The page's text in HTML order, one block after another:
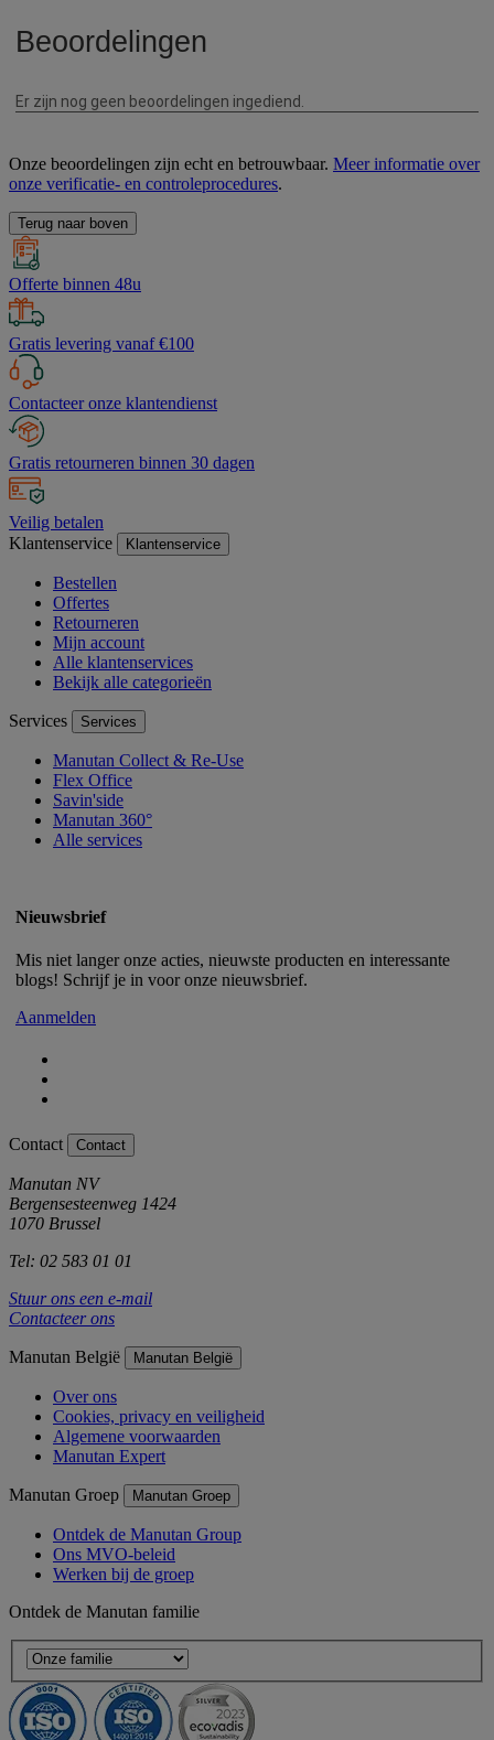
Onze beoordelingen zijn echt en betrouwbaar. Meer informatie over
onze verificatie- en controleprocedures.
Terug naar boven
Offerte binnen 48u
Gratis levering vanaf €100
Contacteer onze klantendienst
Gratis retourneren binnen 30 dagen
Veilig betalen
Klantenservice
Klantenservice
Bestellen
Offertes
Retourneren
Mijn account
Alle klantenservices
Bekijk alle categorieën
Services Services
Manutan Collect & Re-Use
Flex Office
Savin'side
Manutan 360°
Alle services
Nieuwsbrief
Mis niet langer onze acties, nieuwste producten en interessante
blogs! Schrijf je in voor onze nieuwsbrief.
Aanmelden
Contact Contact
Manutan NV
Bergensesteenweg 1424
1070 Brussel
Tel: 02 583 01 01
Stuur ons een e-mail
Contacteer ons
Manutan België Manutan België
Over ons
Cookies, privacy en veiligheid
Algemene voorwaarden
Manutan Expert
Manutan Groep Manutan Groep
Ontdek de Manutan Group
Ons MVO-beleid
Werken bij de groep
Ontdek de Manutan familie